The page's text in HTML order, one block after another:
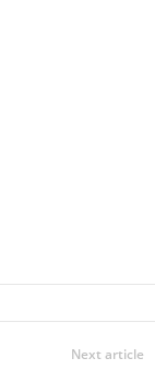
Next article